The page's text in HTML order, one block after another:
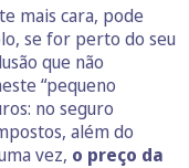
mais cara, pode
se for perto do seu
que não
“pequeno
no seguro
além do
vez, o preço da